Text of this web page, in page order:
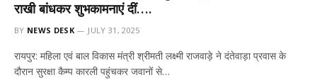
राखी बांधकर शुभकामनाएं दीं….
BY NEWS DESK JULY 31, 2025
रायपुर: महिला एवं बाल विकास मंत्री श्रीमती लक्ष्मी राजवाड़े ने दंतेवाड़ा प्रवास के
दौरान सुरक्षा कैम्प कारली पहुंचकर जवानों से…